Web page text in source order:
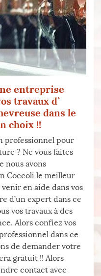
entreprise
travaux d`
dans le
choix !!
professionnel pour
? Ne vous faites
nous avons
Coccoli le meilleur
en aide dans vos
d’un expert dans ce
vos travaux à des
Alors confiez vos
dans ce
de demander votre
gratuit !! Alors
contact avec